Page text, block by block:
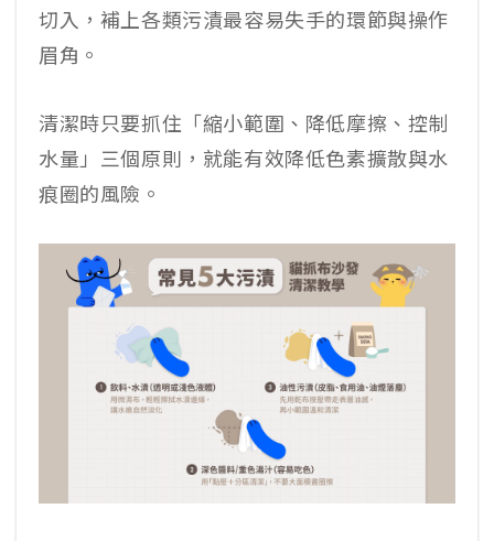
切入，補上各類污漬最容易失手的環節與操作
眉角。
清潔時只要抓住「縮小範圍、降低摩擦、控制
水量」三個原則，就能有效降低色素擴散與水
痕圈的風險。